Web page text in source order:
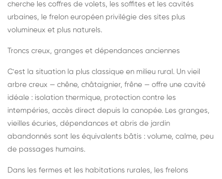
cherche les coffres de volets, les soffites et les cavités
urbaines, le frelon européen privilégie des sites plus
volumineux et plus naturels.
Troncs creux, granges et dépendances anciennes
C'est la situation la plus classique en milieu rural. Un vieil
arbre creux — chêne, châtaignier, frêne — offre une cavité
idéale : isolation thermique, protection contre les
intempéries, accès direct depuis la canopée. Les granges,
vieilles écuries, dépendances et abris de jardin
abandonnés sont les équivalents bâtis : volume, calme, peu
de passages humains.
Dans les fermes et les habitations rurales, les frelons